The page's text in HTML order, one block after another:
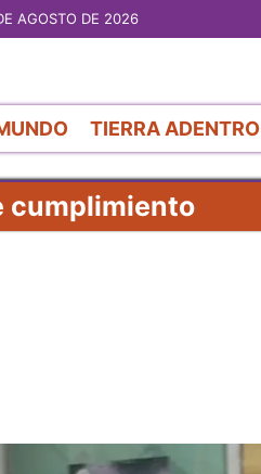
AGOSTO DE 2026
TIERRA ADENTRO
cumplimiento